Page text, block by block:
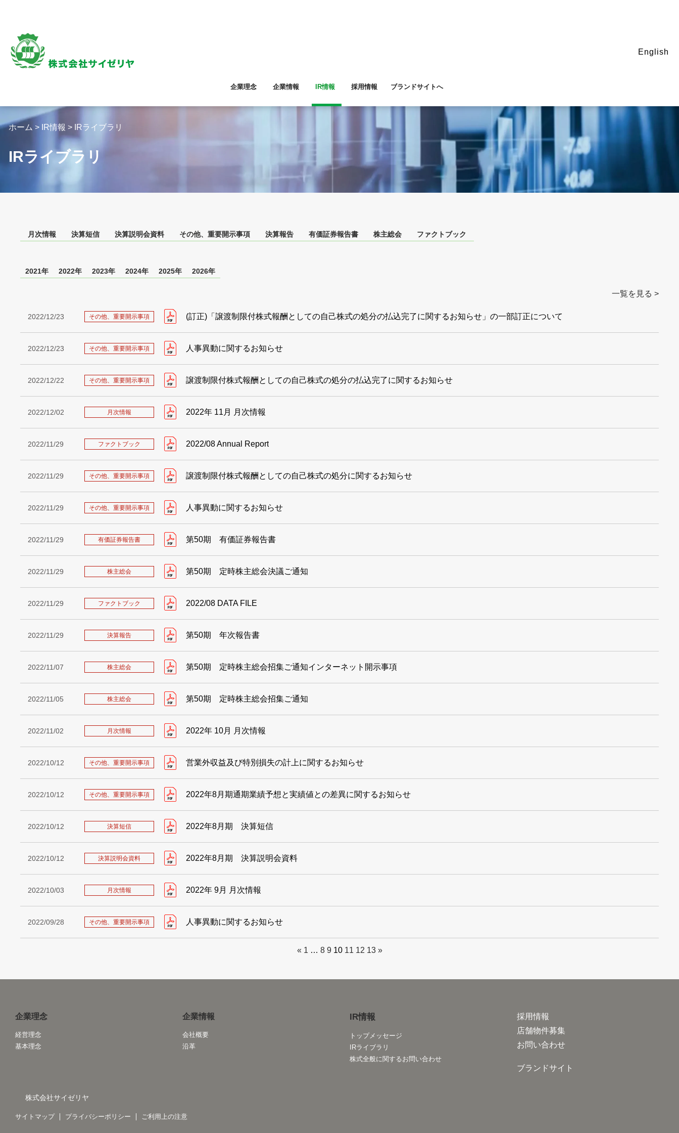
English
企業理念 企業情報 IR情報 採用情報 ブランドサイトへ
ホーム > IR情報 > IRライブラリ
IRライブラリ
月次情報 決算短信 決算説明会資料 その他、重要開示事項 決算報告 有価証券報告書 株主総会 ファクトブック
2021年 2022年 2023年 2024年 2025年 2026年
一覧を見る >
2022/12/23 その他、重要開示事項 (訂正)「譲渡制限付株式報酬としての自己株式の処分の払込完了に関するお知らせ」の一部訂正について
2022/12/23 その他、重要開示事項 人事異動に関するお知らせ
2022/12/22 その他、重要開示事項 譲渡制限付株式報酬としての自己株式の処分の払込完了に関するお知らせ
2022/12/02 月次情報 2022年 11月 月次情報
2022/11/29 ファクトブック 2022/08 Annual Report
2022/11/29 その他、重要開示事項 譲渡制限付株式報酬としての自己株式の処分に関するお知らせ
2022/11/29 その他、重要開示事項 人事異動に関するお知らせ
2022/11/29 有価証券報告書 第50期 有価証券報告書
2022/11/29 株主総会 第50期 定時株主総会決議ご通知
2022/11/29 ファクトブック 2022/08 DATA FILE
2022/11/29 決算報告 第50期 年次報告書
2022/11/07 株主総会 第50期 定時株主総会招集ご通知インターネット開示事項
2022/11/05 株主総会 第50期 定時株主総会招集ご通知
2022/11/02 月次情報 2022年 10月 月次情報
2022/10/12 その他、重要開示事項 営業外収益及び特別損失の計上に関するお知らせ
2022/10/12 その他、重要開示事項 2022年8月期通期業績予想と実績値との差異に関するお知らせ
2022/10/12 決算短信 2022年8月期 決算短信
2022/10/12 決算説明会資料 2022年8月期 決算説明会資料
2022/10/03 月次情報 2022年 9月 月次情報
2022/09/28 その他、重要開示事項 人事異動に関するお知らせ
« 1 … 8 9 10 11 12 13 »
企業理念
経営理念
基本理念
企業情報
会社概要
沿革
IR情報
トップメッセージ
IRライブラリ
株式全般に関するお問い合わせ
採用情報
店舗物件募集
お問い合わせ
ブランドサイト
株式会社サイゼリヤ
サイトマップ プライバシーポリシー ご利用上の注意